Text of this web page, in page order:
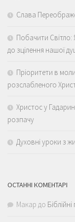
Слава
Побачити Світло:
до зцілення нашої
Пріоритети в
розслабленого
Христос у
розпачу
Духовні уроки з
ОСТАННІ КОМЕНТАРІ
Макар до